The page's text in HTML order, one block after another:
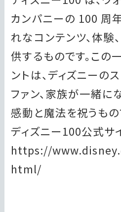
カンパニーの 100 周
れなコンテンツ、体験
供するものです。この
ントは、ディズニーの
ファン、家族が一緒に
感動と魔法を祝うもの
ディズニー100公式サイ
https://
html/